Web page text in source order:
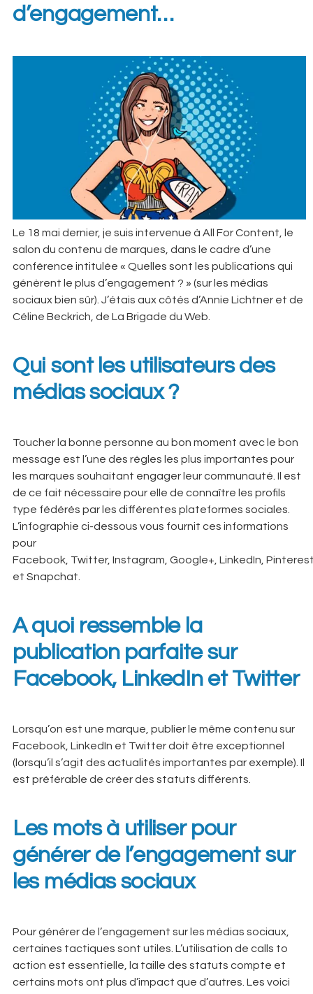
d’engagement…
Le 18 mai dernier, je suis intervenue à All For Content, le
salon du contenu de marques, dans le cadre d’une
conférence intitulée « Quelles sont les publications qui
génèrent le plus d’engagement ? » (sur les médias
sociaux bien sûr). J’étais aux côtés d’Annie Lichtner et de
Céline Beckrich, de La Brigade du Web.
Qui sont les utilisateurs des
médias sociaux ?
Toucher la bonne personne au bon moment avec le bon
message est l’une des règles les plus importantes pour
les marques souhaitant engager leur communauté. Il est
de ce fait nécessaire pour elle de connaître les profils
type fédérés par les différentes plateformes sociales.
L’infographie ci-dessous vous fournit ces informations
pour
Facebook, Twitter, Instagram, Google+, LinkedIn,
et Snapchat.
A quoi ressemble la
publication parfaite sur
Facebook, LinkedIn et Twitter
Lorsqu’on est une marque, publier le même contenu sur
Facebook, LinkedIn et Twitter doit être exceptionnel
(lorsqu’il s’agit des actualités importantes par exemple). Il
est préférable de créer des statuts différents.
Les mots à utiliser pour
générer de l’engagement sur
les médias sociaux
Pour générer de l’engagement sur les médias sociaux,
certaines tactiques sont utiles. L’utilisation de calls to
action est essentielle, la taille des statuts compte et
certains mots ont plus d’impact que d’autres. Les voici